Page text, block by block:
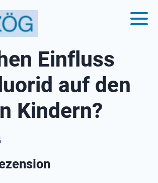
Einfluss
auf den
Kindern?